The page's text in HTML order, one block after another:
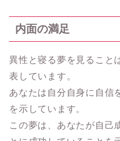
内面の満足
異性と寝る夢を見ること
表しています。
あなたは自分自身に自信
を示しています。
この夢は、あなたが自己